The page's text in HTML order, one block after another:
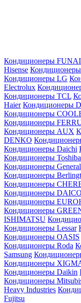
Кондиционеры FUNAI
Hisense
Кондиционеры LG
Electrolux
Кондиционеры TCL
Haier Кондиционеры
Кондиционеры
Кондиционеры
Кондиционеры AUX
DENKO
Кондиционеры Daichi
Кондиционеры Toshiba
Кондиционеры
Кондиционеры
Кондиционеры
Кондиционеры
Кондиционеры
Кондиционеры
ISHIMATSU
Кондиционеры Lessar
Кондиционеры OASIS
Кондиционеры Roda
Samsung
Кондиционеры
Кондиционеры Daikin
Кондиционеры
Heavy Industries
Fujitsu